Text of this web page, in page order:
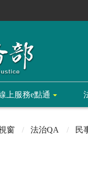
上服務e點通
窗 法治QA 民